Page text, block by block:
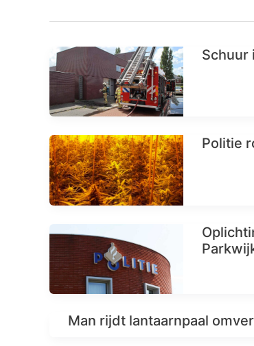
Schuur
Politie
Man rijdt lantaarnpaal